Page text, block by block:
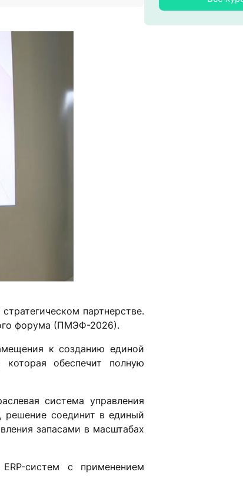
партнерстве.
форума (ПМЭФ-2026).
к созданию единой
обеспечит полную
система управления
решение соединит в единый
запасами в масштабах
систем с применением